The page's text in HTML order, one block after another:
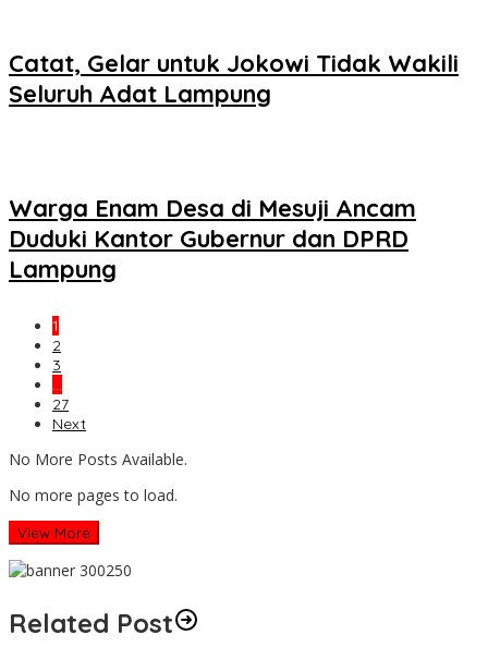
Catat, Gelar untuk Jokowi Tidak Wakili
Seluruh Adat Lampung
Warga Enam Desa di Mesuji Ancam
Duduki Kantor Gubernur dan DPRD
Lampung
1
2
3
…
27
Next
No More Posts Available.
No more pages to load.
View More
Related Post